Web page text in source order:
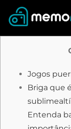
Jogos
Briga que
Entenda